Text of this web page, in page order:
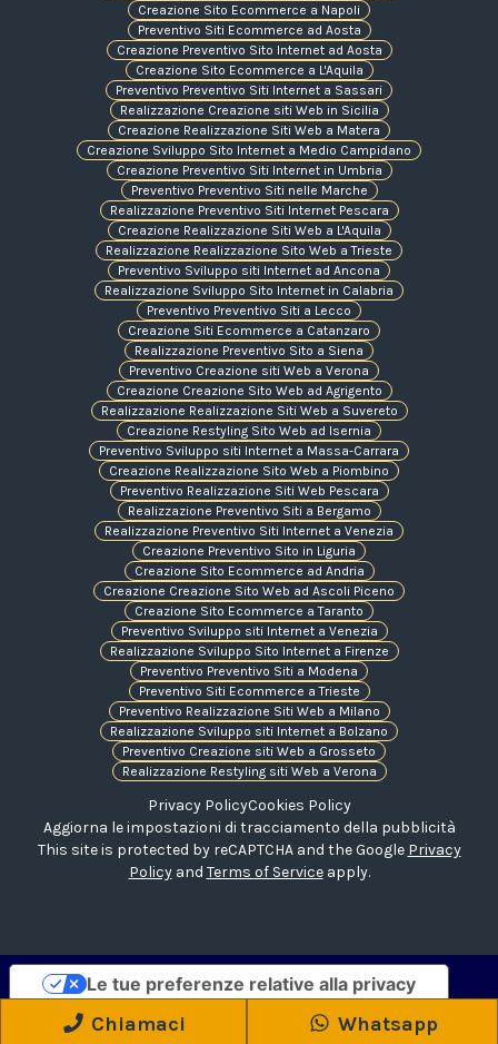
Creazione Sito Ecommerce a Napoli
Preventivo Siti Ecommerce ad Aosta
Creazione Preventivo Sito Internet ad Aosta
Creazione Sito Ecommerce a L'Aquila
Preventivo Preventivo Siti Internet a Sassari
Realizzazione Creazione siti Web in Sicilia
Creazione Realizzazione Siti Web a Matera
Creazione Sviluppo Sito Internet a Medio Campidano
Creazione Preventivo Siti Internet in Umbria
Preventivo Preventivo Siti nelle Marche
Realizzazione Preventivo Siti Internet Pescara
Creazione Realizzazione Siti Web a L'Aquila
Realizzazione Realizzazione Sito Web a Trieste
Preventivo Sviluppo siti Internet ad Ancona
Realizzazione Sviluppo Sito Internet in Calabria
Preventivo Preventivo Siti a Lecco
Creazione Siti Ecommerce a Catanzaro
Realizzazione Preventivo Sito a Siena
Preventivo Creazione siti Web a Verona
Creazione Creazione Sito Web ad Agrigento
Realizzazione Realizzazione Siti Web a Suvereto
Creazione Restyling Sito Web ad Isernia
Preventivo Sviluppo siti Internet a Massa-Carrara
Creazione Realizzazione Sito Web a Piombino
Preventivo Realizzazione Siti Web Pescara
Realizzazione Preventivo Siti a Bergamo
Realizzazione Preventivo Siti Internet a Venezia
Creazione Preventivo Sito in Liguria
Creazione Sito Ecommerce ad Andria
Creazione Creazione Sito Web ad Ascoli Piceno
Creazione Sito Ecommerce a Taranto
Preventivo Sviluppo siti Internet a Venezia
Realizzazione Sviluppo Sito Internet a Firenze
Preventivo Preventivo Siti a Modena
Preventivo Siti Ecommerce a Trieste
Preventivo Realizzazione Siti Web a Milano
Realizzazione Sviluppo siti Internet a Bolzano
Preventivo Creazione siti Web a Grosseto
Realizzazione Restyling siti Web a Verona
Privacy PolicyCookies Policy
Aggiorna le impostazioni di tracciamento della pubblicità
This site is protected by reCAPTCHA and the Google Privacy
Policyand Terms of Serviceapply.
Chiamaci Whatsapp
Informativa sulla raccolta
Le tue preferenze relative alla privacy